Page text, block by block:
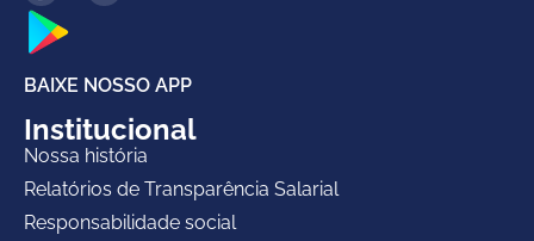
BAIXE NOSSO APP
Institucional
Nossa história
Relatórios de Transparência Salarial
Responsabilidade social